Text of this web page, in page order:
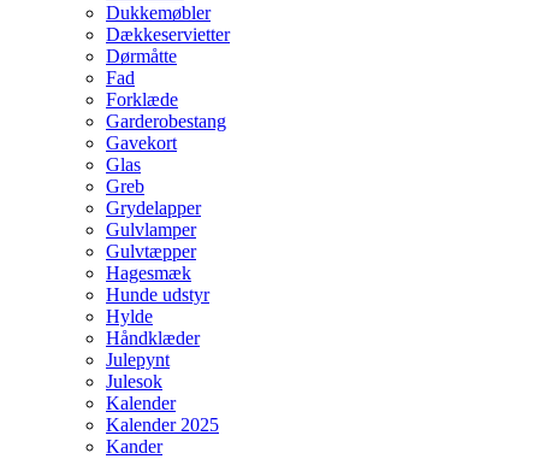
Dukkemøbler
Dækkeservietter
Dørmåtte
Fad
Forklæde
Garderobestang
Gavekort
Glas
Greb
Grydelapper
Gulvlamper
Gulvtæpper
Hagesmæk
Hunde udstyr
Hylde
Håndklæder
Julepynt
Julesok
Kalender
Kalender 2025
Kander